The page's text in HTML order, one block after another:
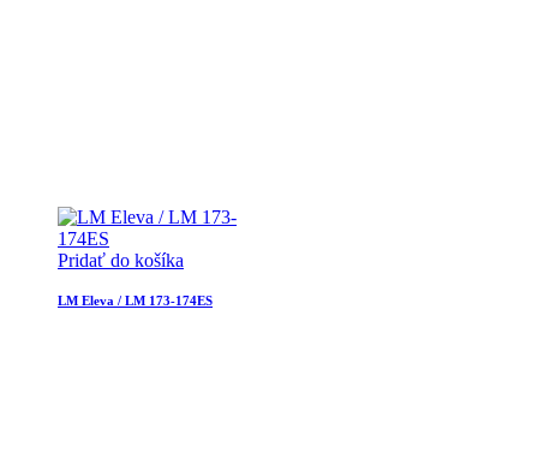
Pridať do košíka
LM Eleva / LM 173-174ES